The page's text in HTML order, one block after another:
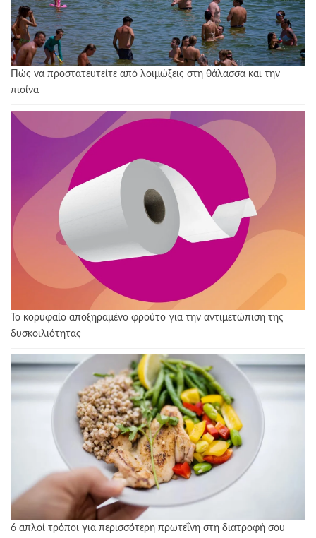
Πώς να προστατευτείτε από λοιμώξεις στη θάλασσα και την
πισίνα
Το κορυφαίο αποξηραμένο φρούτο για την αντιμετώπιση της
δυσκοιλιότητας
6 απλοί τρόποι για περισσότερη πρωτεΐνη στη διατροφή σου